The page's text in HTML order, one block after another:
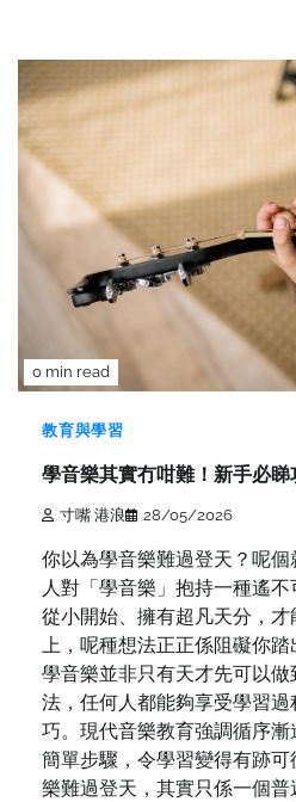
0 min read
教育與學習
學音樂其實冇咁難！新手必
寸嘴 港浪 28/05/2026
你以為學音樂難過登天？呢
人對「學音樂」抱持一種遙
從小開始、擁有超凡天分，
上，呢種想法正正係阻礙你踏
學音樂並非只有天才先可以
法，任何人都能夠享受學習
巧。現代音樂教育強調循序
簡單步驟，令學習變得有跡
樂難過登天，其實只係一個